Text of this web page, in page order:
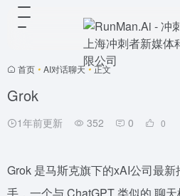
首页 • AI对话聊天 • 正文
Grok
1年前更新 352 0 0
Grok 是马斯克旗下的xAI公司最